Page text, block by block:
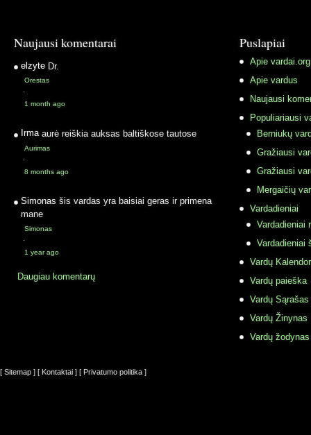
Naujausi komentarai
elzyte Dr.
Orestas
·
1 month ago
Irma aurė reiškia auksas baltiškose tautose
Aurimas
·
8 months ago
Simonas šis vardas yra baisiai geras ir primena
mane
Simonas
·
1 year ago
Daugiau komentarų
Puslapiai
Apie vardai.org
Apie vardus
Naujausi
Populiariausi
Berniukų
Gražiausi
Gražiausi
Mergaičių
Vardadieniai
Vardadieniai
Vardadieniai
Vardų
Vardų paieška
Vardų Sąrašas
Vardų Žinynas
Vardų
[ Sitemap ] [ Kontaktai ] [ Privatumo politika ]